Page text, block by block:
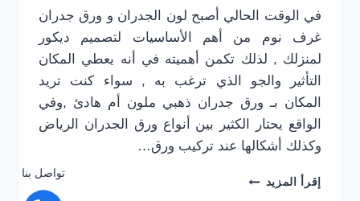
في الوقت الحالي أصبح لون الجدران و ورق جدران
غرف نوم من أهم الأساسيات لتصميم ديكور
لمنزلك , لذلك تكمن أهميته في أنه يعطي المكان
التأثير والجو الذي ترغب به , سواء كنت تريد
المكان بـ ورق جدران ذهبي ملون أم هادئ ,وفي
الواقع يحتار الكثير بين أنواع ورق الجدران الرياض
وكذلك أشكالها عند تركيب ورق…
إقرأ المزيد تركيب
تواصل بنا